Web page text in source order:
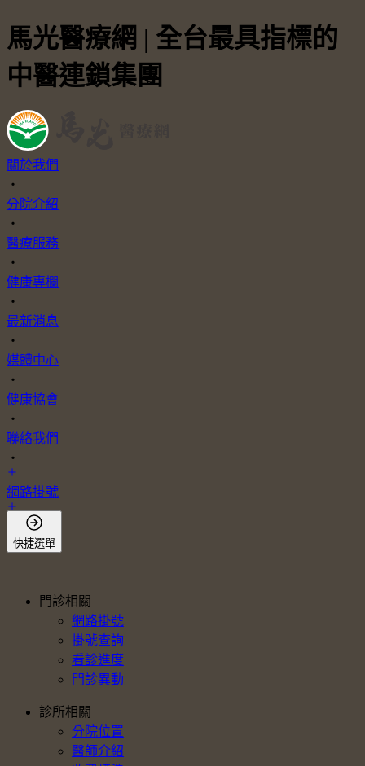
馬光醫療網 | 全台最具指標的
中醫連鎖集團
關於我們
・
分院介紹
・
醫療服務
・
健康專欄
・
最新消息
・
媒體中心
・
健康協會
・
聯絡我們
・
網路掛號
會員登入
快捷選單
門診相關
網路掛號
掛號查詢
看診進度
門診異動
診所相關
分院位置
醫師介紹